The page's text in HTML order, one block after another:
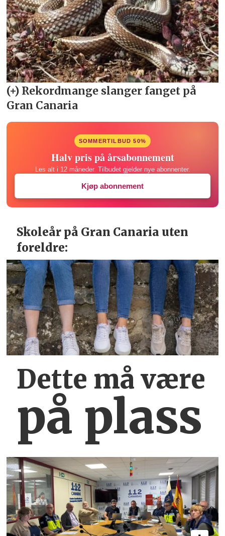
SOMMERTILBUD 50%
Halv pris på årsabonnement
Les alt i 12 måneder. Tilbudet gjelder nye abonnenter.
Kjøp abonnement
Skoleår på Gran Canaria uten
foreldre:
Dette må være
på plass